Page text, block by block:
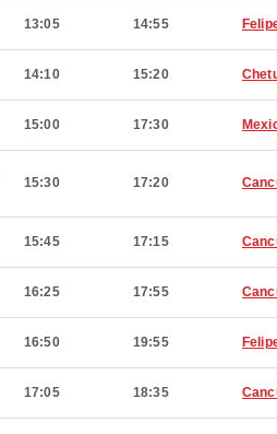
13:05 14:55
14:10 15:20
15:00 17:30
15:30 17:20
15:45 17:15
16:25 17:55
16:50 19:55
17:05 18:35